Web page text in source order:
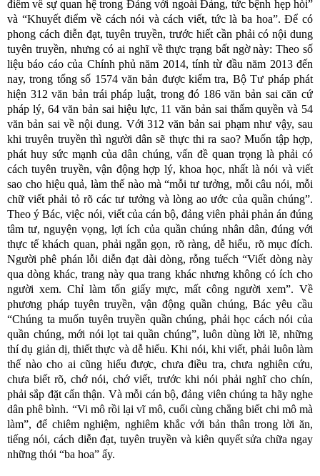
điểm về sự quan hệ trong Đảng với ngoài Đảng, tức bệnh hẹp hòi”
và “Khuyết điểm về cách nói và cách viết, tức là ba hoa”. Để có
phong cách điễn đạt, tuyên truyền, trước hiết cần phải có nội dung
tuyên truyền, nhưng có ai nghĩ về thực trạng bất ngờ này: Theo số
liệu báo cáo của Chính phủ năm 2014, tính từ đầu năm 2013 đến
nay, trong tổng số 1574 văn bản được kiểm tra, Bộ Tư pháp phát
hiện 312 văn bản trái pháp luật, trong đó 186 văn bản sai căn cứ
pháp lý, 64 văn bản sai hiệu lực, 11 văn bản sai thẩm quyền và 54
văn bản sai về nội dung. Với 312 văn bản sai phạm như vậy, sau
khi truyên truyền thì người dân sẽ thực thi ra sao? Muốn tập hợp,
phát huy sức mạnh của dân chúng, vấn đề quan trọng là phải có
cách tuyên truyền, vận động hợp lý, khoa học, nhất là nói và viết
sao cho hiệu quả, làm thế nào mà “mỗi tư tưởng, mỗi câu nói, mỗi
chữ viết phải tỏ rõ các tư tưởng và lòng ao ước của quần chúng”.
Theo ý Bác, việc nói, viết của cán bộ, đảng viên phải phản án đúng
tâm tư, nguyện vọng, lợi ích của quần chúng nhân dân, đúng với
thực tế khách quan, phải ngắn gọn, rõ ràng, dễ hiểu, rõ mục đích.
Người phê phán lỗi diễn đạt dài dòng, rỗng tuếch “Viết dòng này
qua dòng khác, trang này qua trang khác nhưng không có ích cho
người xem. Chỉ làm tốn giấy mực, mất công người xem”. Về
phương pháp tuyên truyền, vận động quần chúng, Bác yêu cầu
“Chúng ta muốn tuyên truyền quần chúng, phải học cách nói của
quần chúng, mới nói lọt tai quần chúng”, luôn dùng lời lẽ, những
thí dụ giản dị, thiết thực và dễ hiểu. Khi nói, khi viết, phải luôn làm
thế nào cho ai cũng hiểu được, chưa điều tra, chưa nghiên cứu,
chưa biết rõ, chớ nói, chớ viết, trước khi nói phải nghĩ cho chín,
phải sắp đặt cẩn thận. Và mỗi cán bộ, đảng viên chúng ta hãy nghe
dân phê bình. “Vi mô rồi lại vĩ mô, cuối cùng chẳng biết chi mô mà
làm”, để chiêm nghiệm, nghiêm khắc với bản thân trong lời ăn,
tiếng nói, cách diễn đạt, tuyên truyền và kiên quyết sửa chữa ngay
những thói “ba hoa” ấy.